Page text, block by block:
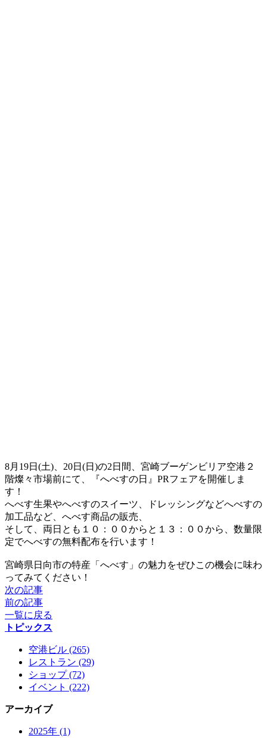
8月19日(土)、20日(日)の2日間、宮崎ブーゲンビリア空港２
階燦々市場前にて、『へべすの日』PRフェアを開催しま
す！
へべす生果やへべすのスイーツ、ドレッシングなどへべすの
加工品など、へべす商品の販売、
そして、両日とも１０：００からと１３：００から、数量限
定でへべすの無料配布を行います！
宮崎県日向市の特産「へべす」の魅力をぜひこの機会に味わ
ってみてください！
次の記事
前の記事
一覧に戻る
トピックス
空港ビル (265)
レストラン (29)
ショップ (72)
イベント (222)
アーカイブ
2025年 (1)